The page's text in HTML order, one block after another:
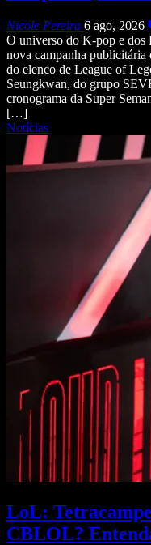
Nicole Pereira 6 ago, 2026
O universo do K-pop e dos
nova campanha
do elenco de League of
Seungkwan, do grupo
cronograma da Super
[…]
Notícias
LoL:
CBLOL?